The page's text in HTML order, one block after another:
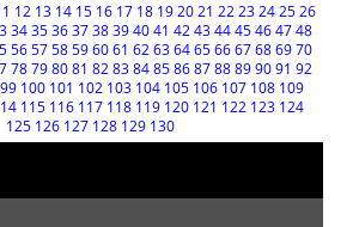
12 13 14 15 16 17 18 192021 2223242526
34 35 36 37 38 39 40 41 42 43 44 45 46 47 48
56 57 58 59 60 61 62 63 64 65 66 67 68 69 70
78 79 80 81 82 83 84 85 86 87 88 89 90 91 92
99 100 101 102 103 104 105 106 107 108 109
115 116 117 118 119 120 121 122 123 124
125 126 127 128 129 130